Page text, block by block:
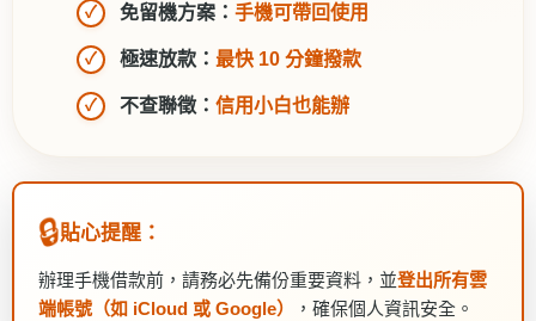
✓ 免留機方案： 手機可帶回使用
✓ 極速放款： 最快 10 分鐘撥款
✓ 不查聯徵： 信用小白也能辦
🔒貼心提醒：
辦理手機借款前，請務必先備份重要資料，並登出所有雲
端帳號（如 iCloud 或 Google）
，確保個人資訊安全。